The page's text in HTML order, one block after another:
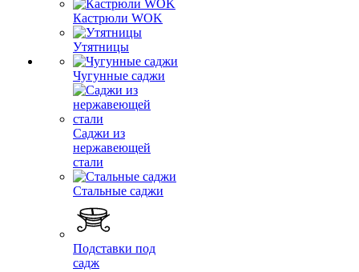
Кастрюли WOK
Утятницы
Чугунные саджи
Саджи из
нержавеющей
стали
Стальные саджи
Подставки под
садж